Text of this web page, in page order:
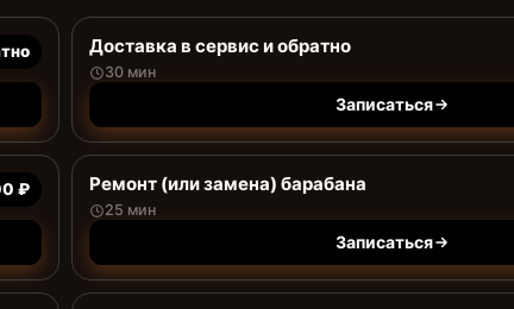
Доставка в сервис и обратно
30 мин
Записаться
₽ Ремонт (или замена) барабана
25 мин
Записаться